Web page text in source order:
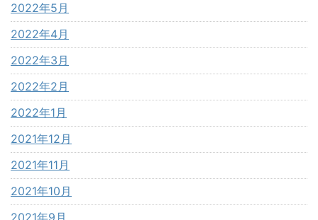
2022年5月
2022年4月
2022年3月
2022年2月
2022年1月
2021年12月
2021年11月
2021年10月
2021年9月